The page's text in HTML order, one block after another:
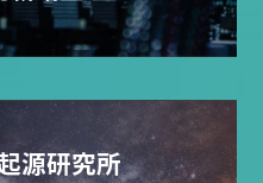
源研究所